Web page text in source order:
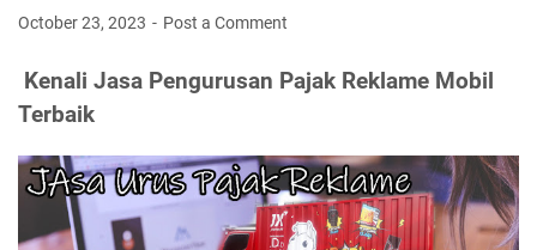
October 23, 2023 Post a Comment
Kenali Jasa Pengurusan Pajak Reklame Mobil
Terbaik